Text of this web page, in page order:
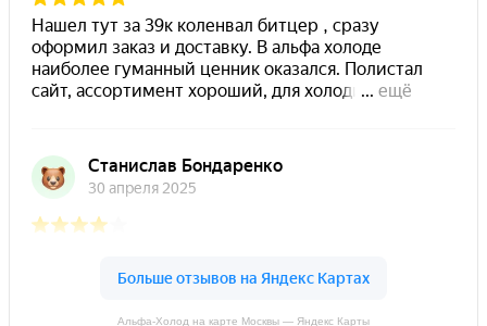
Альфа-Холод на карте Москвы — Яндекс Карты